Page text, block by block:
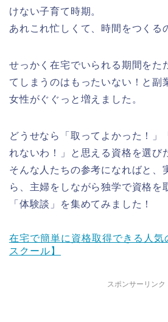
けない子育て時期。
あれこれ忙しくて、時間をつくる
せっかく在宅でいられる期間をた
てしまうのはもったいない！と副
女性がぐぐっと増えました。
どうせなら「取ってよかった！」
れないわ！」と思える資格を選び
そんな人たちの参考になればと、
ら、主婦をしながら独学で資格を
「体験談」を集めてみました！
在宅で簡単に資格取得できる人
スクール】
スポンサーリンク